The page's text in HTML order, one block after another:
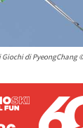
Giochi di